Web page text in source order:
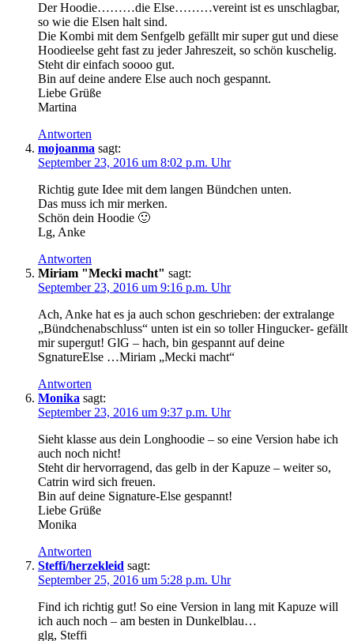
Der Hoodie………die Else………vereint ist es unschlagbar,
so wie die Elsen halt sind.
Die Kombi mit dem Senfgelb gefällt mir super gut und diese
Hoodieelse geht fast zu jeder Jahreszeit, so schön kuschelig.
Steht dir einfach soooo gut.
Bin auf deine andere Else auch noch gespannt.
Liebe Grüße
Martina
Antworten
mojoanma sagt:
September 23, 2016 um 8:02 p.m. Uhr
Richtig gute Idee mit dem langen Bündchen unten.
Das muss ich mir merken.
Schön dein Hoodie 🙂
Lg, Anke
Antworten
Miriam "Mecki macht" sagt:
September 23, 2016 um 9:16 p.m. Uhr
Ach, Anke hat es ja auch schon geschrieben: der extralange
„Bündchenabschluss“ unten ist ein so toller Hingucker- gefällt
mir supergut! GlG – hach, bin gespannt auf deine
SgnatureElse …Miriam „Mecki macht“
Antworten
Monika sagt:
September 23, 2016 um 9:37 p.m. Uhr
Sieht klasse aus dein Longhoodie – so eine Version habe ich
auch noch nicht!
Steht dir hervorragend, das gelb in der Kapuze – weiter so,
Catrin wird sich freuen.
Bin auf deine Signature-Else gespannt!
Liebe Grüße
Monika
Antworten
Steffi/herzekleid sagt:
September 25, 2016 um 5:28 p.m. Uhr
Find ich richtig gut! So eine Version in lang mit Kapuze will
ich auch noch – am besten in Dunkelblau…
glg, Steffi